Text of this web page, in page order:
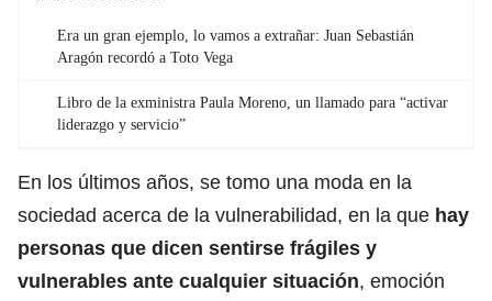
Era un gran ejemplo, lo vamos a extrañar: Juan Sebastián
Aragón recordó a Toto Vega
Libro de la exministra Paula Moreno, un llamado para “activar
liderazgo y servicio”
En los últimos años, se tomo una moda en la
sociedad acerca de la vulnerabilidad, en la que hay
personas que dicen sentirse frágiles y
vulnerables ante cualquier situación, emoción